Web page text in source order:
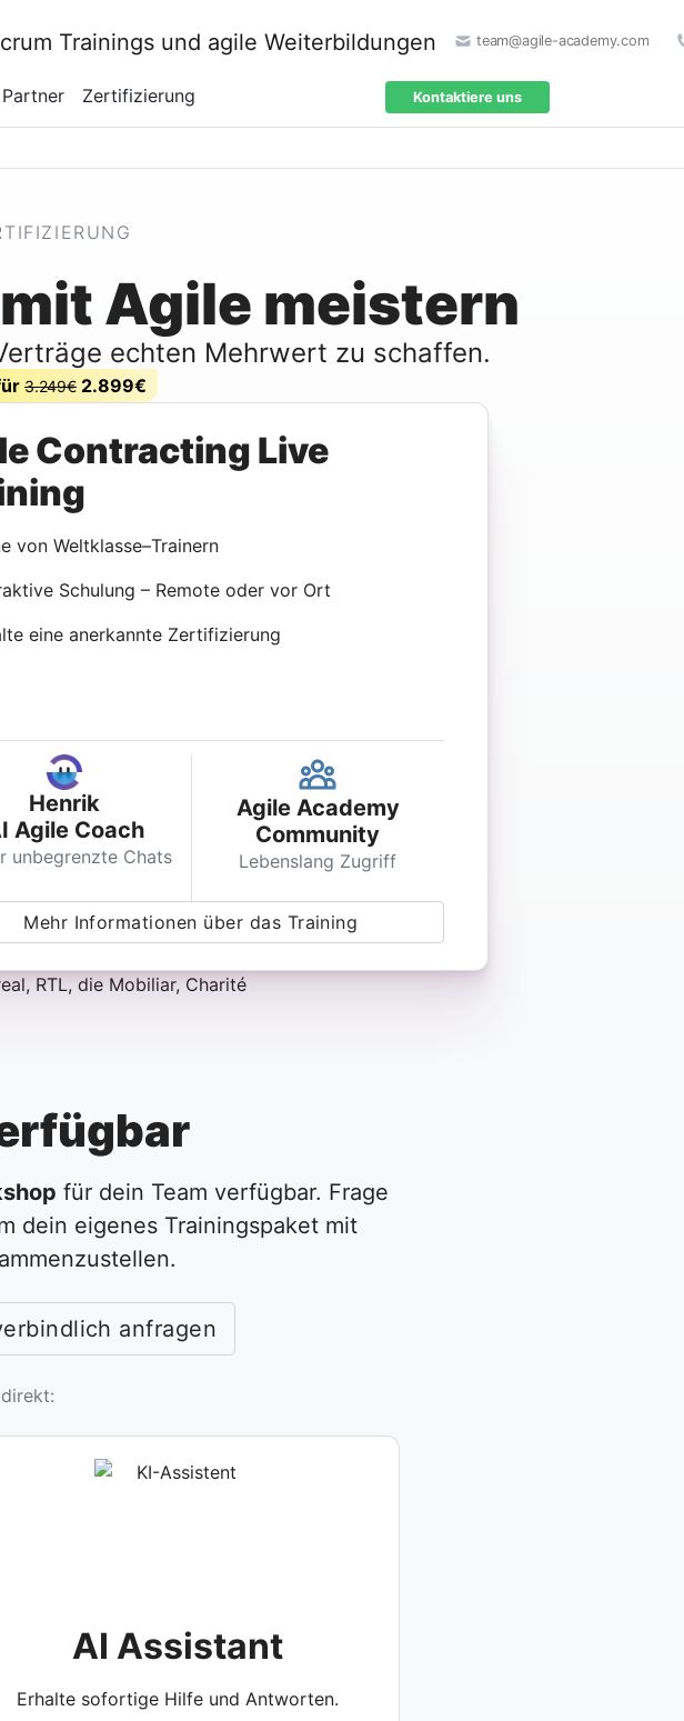
team@agile-academy.com
Partner Zertifizierung Kontaktiere uns
Agile meistern
echten Mehrwert zu schaffen.
3.249€2.899€
Contracting Live
von Weltklasse–Trainern
Schulung – Remote oder vor Ort
eine anerkannte Zertifizierung
Henrik
Agile Coach
unbegrenzte Chats
Agile Academy
Community
Lebenslang Zugriff
Mehr Informationen über das Training
für dein Team verfügbar. Frage
dein eigenes Trainingspaket mit
anfragen
AI Assistant
Erhalte sofortige Hilfe und Antworten.